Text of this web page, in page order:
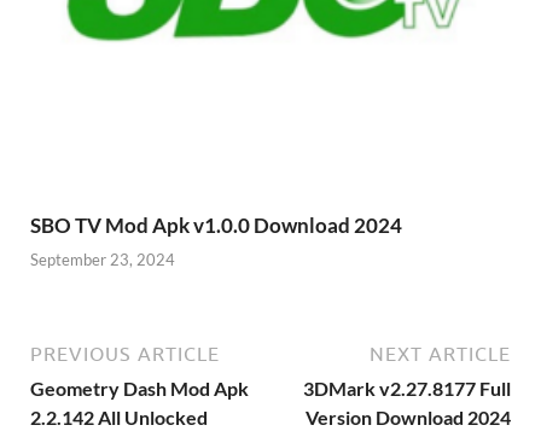
SBO TV Mod Apk v1.0.0 Download 2024
September 23, 2024
PREVIOUS ARTICLE
Geometry Dash Mod Apk
2.2.142 All Unlocked
NEXT ARTICLE
3DMark v2.27.8177 Full
Version Download 2024